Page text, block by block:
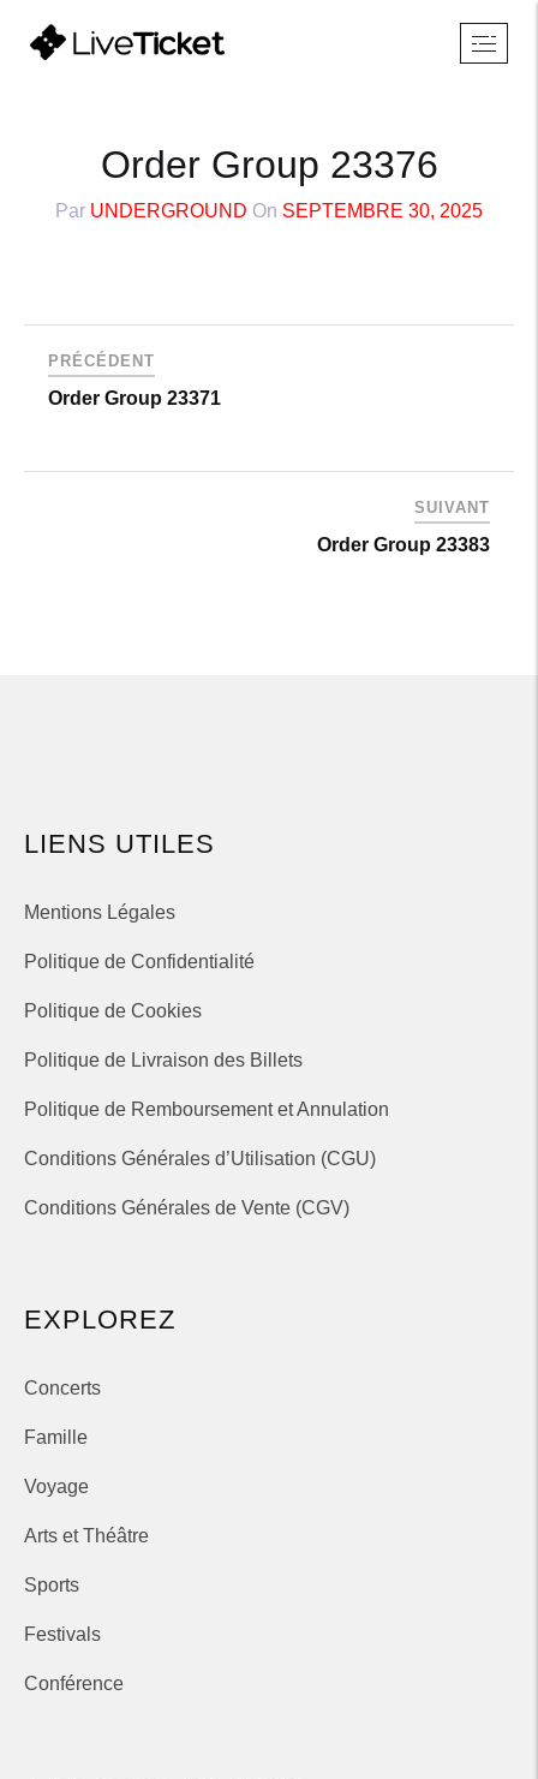
Order Group 23376
Par UNDERGROUND On SEPTEMBRE 30, 2025
PRÉCÉDENT
Order Group 23371
SUIVANT
Order Group 23383
LIENS UTILES
Mentions Légales
Politique de Confidentialité
Politique de Cookies
Politique de Livraison des Billets
Politique de Remboursement et Annulation
Conditions Générales d’Utilisation (CGU)
Conditions Générales de Vente (CGV)
EXPLOREZ
Concerts
Famille
Voyage
Arts et Théâtre
Sports
Festivals
Conférence